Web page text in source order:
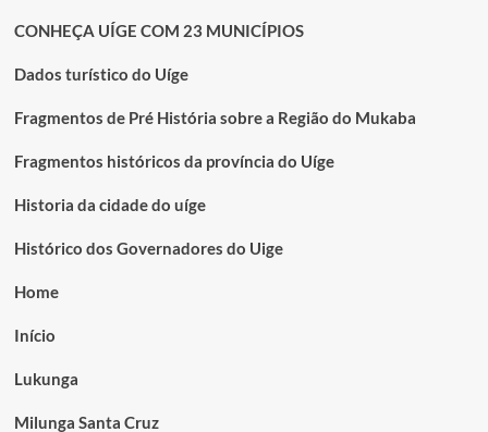
CONHEÇA UÍGE COM 23 MUNICÍPIOS
Dados turístico do Uíge
Fragmentos de Pré História sobre a Região do Mukaba
Fragmentos históricos da província do Uíge
Historia da cidade do uíge
Histórico dos Governadores do Uige
Home
Início
Lukunga
Milunga Santa Cruz